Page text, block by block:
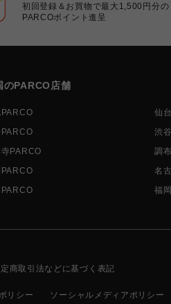
初回登録＆お買物で最大1,500円分の
PARCOポイント進呈
のPARCO店舗
仙
渋
PARCO
調
名
福
商取引法などに基づく表記
リシー ソーシャルメディアポリシー